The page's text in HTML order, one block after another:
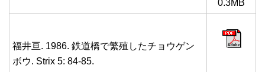
0.3MB
福井亘. 1986. 鉄道橋で繁殖したチョウゲン
ボウ. Strix 5: 84-85.